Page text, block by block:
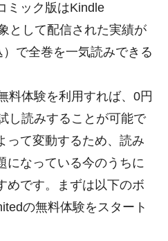
ミック版はKindle
として配信された実績が
で全巻を一気読みできる
料体験を利用すれば、0円
し読みすることが可能で
って変動するため、読み
になっている今のうちに
めです。まずは以下のボ
の無料体験をスタート